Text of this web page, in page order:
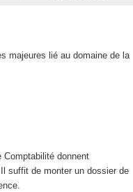
majeures lié au domaine de la
donnent
suffit de monter un dossier de